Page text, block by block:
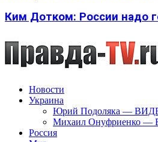
Ким Дотком: России надо
Новости
Украина
Юрий Подоляка —
Михаил Онуфриенко —
Россия